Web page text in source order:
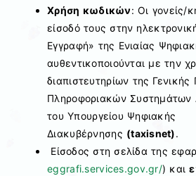
Χρήση κωδικών: Οι γονείς/
είσοδό τους στην
Εγγραφή» της Ενιαίας
αυθεντικοποιούνται με την
διαπιστευτηρίων της Γενικής
Πληροφοριακών Συστημάτων
του Υπουργείου Ψηφιακής
Διακυβέρνησης (taxisnet).
Είσοδος στη σελίδα της
eggrafi.services.gov.gr/) και